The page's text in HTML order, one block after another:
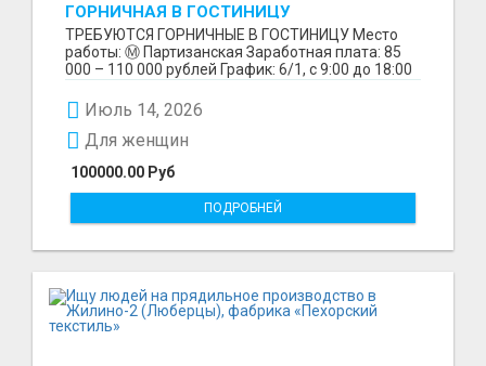
ГОРНИЧНАЯ В ГОСТИНИЦУ
ТРЕБУЮТСЯ ГОРНИЧНЫЕ В ГОСТИНИЦУ Место
работы: Ⓜ️ Партизанская Заработная плата: 85
000 – 110 000 рублей График: 6/1, с 9:00 до 18:00
Июль 14, 2026
100000.00 Руб
Для женщин
ПОДРОБНЕЙ